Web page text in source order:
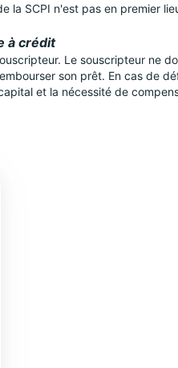
la SCPI n'est pas en premier
à crédit
Le souscripteur ne
son prêt. En cas de
et la nécessité de